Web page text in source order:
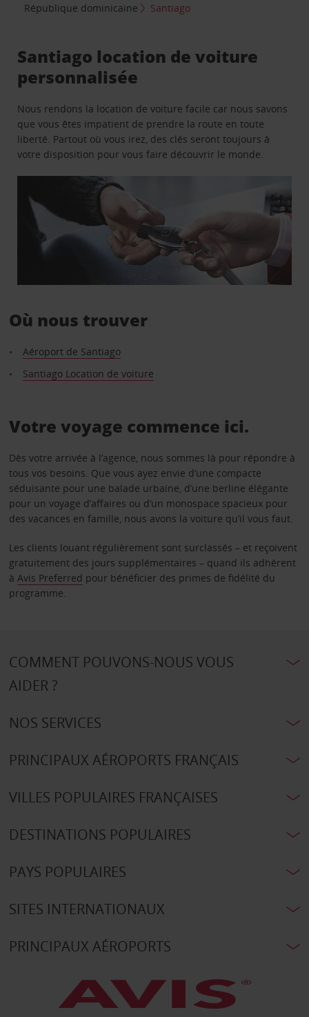
République dominicaine
Santiago
Santiago location de voiture
personnalisée
Nous rendons la location de voiture facile car nous savons
que vous êtes impatient de prendre la route en toute
liberté. Partout où vous irez, des clés seront toujours à
votre disposition pour vous faire découvrir le monde.
Où nous trouver
Aéroport de Santiago
Santiago Location de voiture
Votre voyage commence ici.
Dès votre arrivée à l’agence, nous sommes là pour répondre à
tous vos besoins. Que vous ayez envie d’une compacte
séduisante pour une balade urbaine, d’une berline élégante
pour un voyage d’affaires ou d’un monospace spacieux pour
des vacances en famille, nous avons la voiture qu’il vous faut.
Les clients louant régulièrement sont surclassés – et reçoivent
gratuitement des jours supplémentaires – quand ils adhèrent
à Avis Preferred pour bénéficier des primes de fidélité du
programme.
COMMENT POUVONS-NOUS VOUS
AIDER ?
NOS SERVICES
PRINCIPAUX AÉROPORTS FRANÇAIS
VILLES POPULAIRES FRANÇAISES
DESTINATIONS POPULAIRES
PAYS POPULAIRES
SITES INTERNATIONAUX
PRINCIPAUX AÉROPORTS